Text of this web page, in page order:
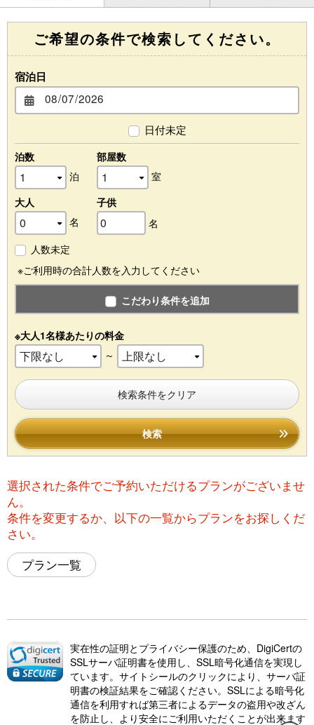
ご希望の条件で検索してください。
宿泊日
日付未定
泊数
泊
部屋数
室
大人
名
子供
名
人数未定
※ご利用時の合計人数を入力してください
こだわり条件を追加
※大人1名様あたりの料金
～
検索条件をクリア
検索
選択された条件でご予約いただけるプランがございませ
ん。
条件を変更するか、以下の一覧からプランをお探しくだ
さい。
プラン一覧
実在性の証明とプライバシー保護のため、DigiCertの
SSLサーバ証明書を使用し、SSL暗号化通信を実現し
ています。サイトシールのクリックにより、サーバ証
明書の検証結果をご確認ください。SSLによる暗号化
通信を利用すれば第三者によるデータの盗用や改ざん
を防止し、より安全にご利用いただくことが出来ます